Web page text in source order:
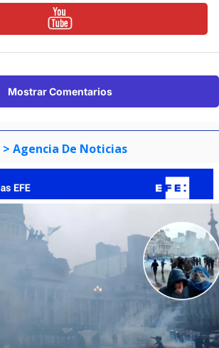
Mostrar Comentarios
> Agencia De Noticias